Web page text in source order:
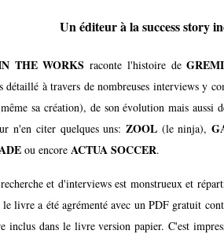
Un éditeur à la success story
THE WORKS raconte l'histoire de
détaillé à travers de nombreuses interviews y
sa création), de son évolution mais aussi
n'en citer quelques uns: ZOOL (le ninja),
ou encore ACTUA SOCCER.
et d'interviews est monstrueux et
livre a été agrémenté avec un PDF gratuit
inclus dans le livre version papier. C'est